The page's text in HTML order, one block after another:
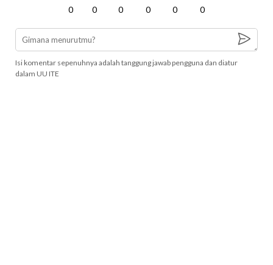
0 0 0 0 0 0
Isi komentar sepenuhnya adalah tanggung jawab pengguna dan diatur
dalam UU ITE